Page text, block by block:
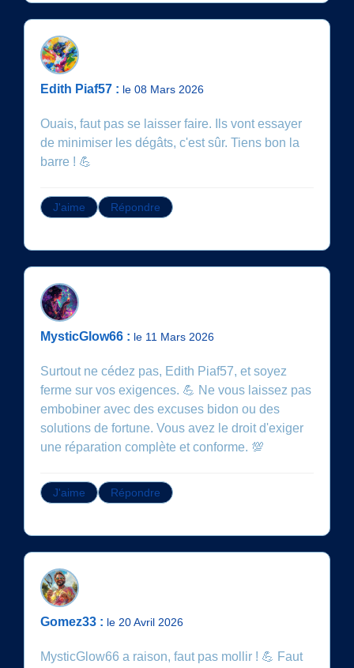
Edith Piaf57 : le 08 Mars 2026
Ouais, faut pas se laisser faire. Ils vont essayer
de minimiser les dégâts, c'est sûr. Tiens bon la
barre ! 💪
J'aime Répondre
MysticGlow66 : le 11 Mars 2026
Surtout ne cédez pas, Edith Piaf57, et soyez
ferme sur vos exigences. 💪 Ne vous laissez pas
embobiner avec des excuses bidon ou des
solutions de fortune. Vous avez le droit d'exiger
une réparation complète et conforme. 💯
J'aime Répondre
Gomez33 : le 20 Avril 2026
MysticGlow66 a raison, faut pas mollir ! 💪 Faut